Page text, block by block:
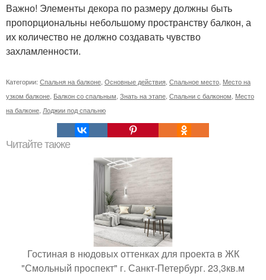
Важно! Элементы декора по размеру должны быть
пропорциональны небольшому пространству балкон, а
их количество не должно создавать чувство
захламленности.
Категории: Спальня на балконе Основные действия Спальное место Место на
узком балконе Балкон со спальным Знать на этапе Спальни с балконом Место
на балконе Лоджии под спальню
Читайте также
Гостиная в нюдовых оттенках для проекта в ЖК
"Смольный проспект" г. Санкт-Петербург. 23,3кв.м